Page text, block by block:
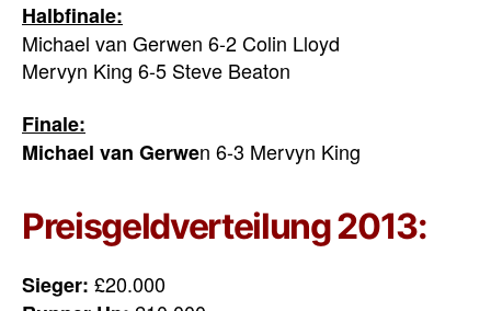
Halbfinale:
Michael van Gerwen 6-2 Colin Lloyd
Mervyn King 6-5 Steve Beaton
Finale:
Michael van Gerwen 6-3 Mervyn King
Preisgeldverteilung 2013:
Sieger: £20.000